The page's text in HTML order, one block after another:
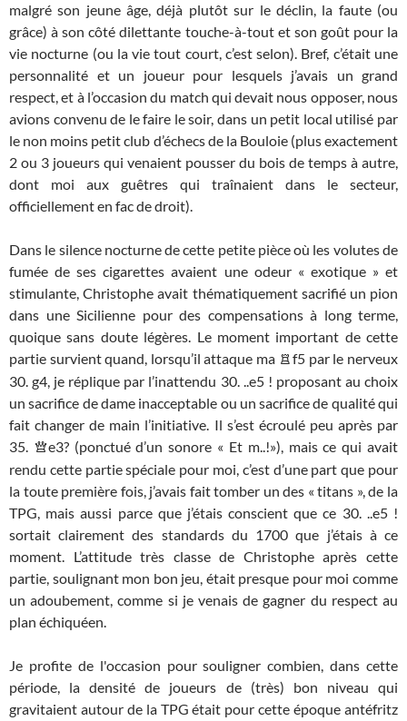
malgré son jeune âge, déjà plutôt sur le déclin, la faute (ou
grâce) à son côté dilettante touche-à-tout et son goût pour la
vie nocturne (ou la vie tout court, c’est selon). Bref, c’était une
personnalité et un joueur pour lesquels j’avais un grand
respect, et à l’occasion du match qui devait nous opposer, nous
avions convenu de le faire le soir, dans un petit local utilisé par
le non moins petit club d’échecs de la Bouloie (plus exactement
2 ou 3 joueurs qui venaient pousser du bois de temps à autre,
dont moi aux guêtres qui traînaient dans le secteur,
officiellement en fac de droit).
Dans le silence nocturne de cette petite pièce où les volutes de
fumée de ses cigarettes avaient une odeur « exotique » et
stimulante, Christophe avait thématiquement sacrifié un pion
dans une Sicilienne pour des compensations à long terme,
quoique sans doute légères. Le moment important de cette
partie survient quand, lorsqu’il attaque ma Rf5 par le nerveux
30. g4, je réplique par l’inattendu 30. ..e5 ! proposant au choix
un sacrifice de dame inacceptable ou un sacrifice de qualité qui
fait changer de main l’initiative. Il s’est écroulé peu après par
35. Qe3? (ponctué d’un sonore « Et m..!»), mais ce qui avait
rendu cette partie spéciale pour moi, c’est d’une part que pour
la toute première fois, j’avais fait tomber un des « titans », de la
TPG, mais aussi parce que j’étais conscient que ce 30. ..e5 !
sortait clairement des standards du 1700 que j’étais à ce
moment. L’attitude très classe de Christophe après cette
partie, soulignant mon bon jeu, était presque pour moi comme
un adoubement, comme si je venais de gagner du respect au
plan échiquéen.
Je profite de l'occasion pour souligner combien, dans cette
période, la densité de joueurs de (très) bon niveau qui
gravitaient autour de la TPG était pour cette époque antéfritz